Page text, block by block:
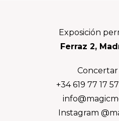
FooterExposición
Ferraz 2,
Concertar
+34 619 77 17
Instagram